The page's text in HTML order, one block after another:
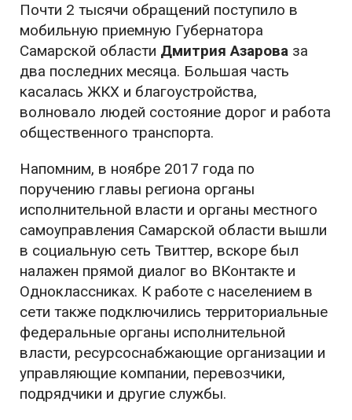
Почти 2 тысячи обращений поступило в
мобильную приемную Губернатора
Самарской области Дмитрия Азарова за
два последних месяца. Большая часть
касалась ЖКХ и благоустройства,
волновало людей состояние дорог и работа
общественного транспорта.
Напомним, в ноябре 2017 года по
поручению главы региона органы
исполнительной власти и органы местного
самоуправления Самарской области вышли
в социальную сеть Твиттер, вскоре был
налажен прямой диалог во ВКонтакте и
Одноклассниках. К работе с населением в
сети также подключились территориальные
федеральные органы исполнительной
власти, ресурсоснабжающие организации и
управляющие компании, перевозчики,
подрядчики и другие службы.